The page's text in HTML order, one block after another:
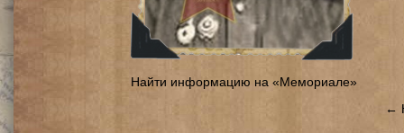
Найти информацию на «Мемориале»
←